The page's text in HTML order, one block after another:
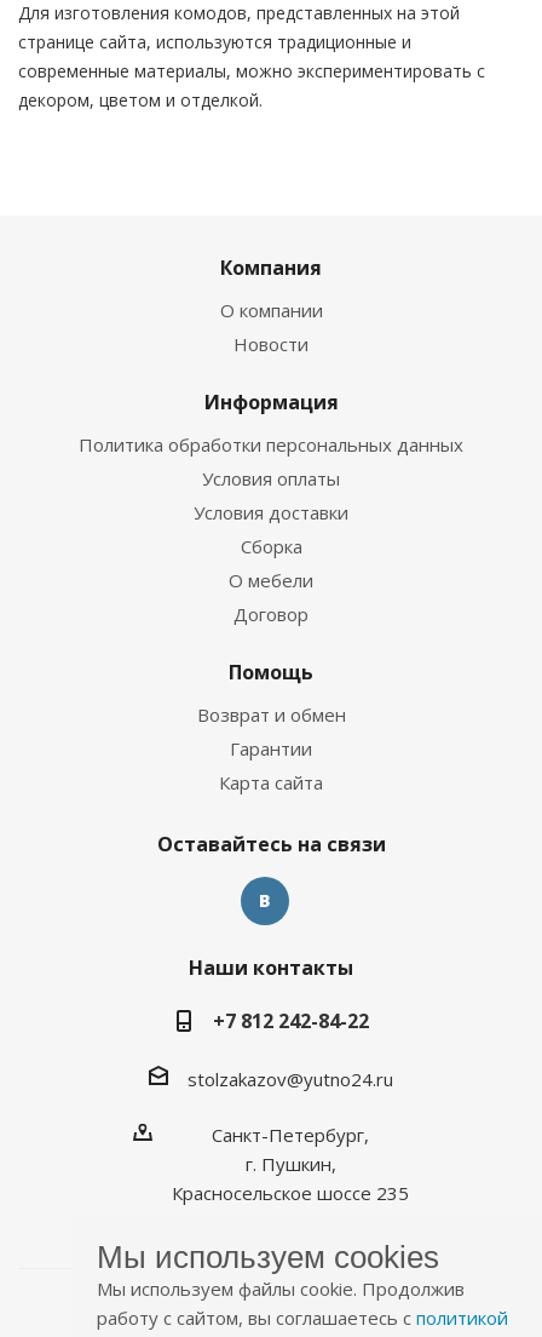
Для изготовления комодов, представленных на этой
странице сайта, используются традиционные и
современные материалы, можно экспериментировать с
декором, цветом и отделкой.
Компания
О компании
Новости
Информация
Политика обработки персональных данных
Условия оплаты
Условия доставки
Сборка
О мебели
Договор
Помощь
Возврат и обмен
Гарантии
Карта сайта
Оставайтесь на связи
Наши контакты
+7 812 242-84-22
stolzakazov@yutno24.ru
Санкт-Петербург,
г. Пушкин,
Красносельское шоссе 235
Мы используем cookies
Мы используем файлы cookie. Продолжив
работу с сайтом, вы соглашаетесь с политикой